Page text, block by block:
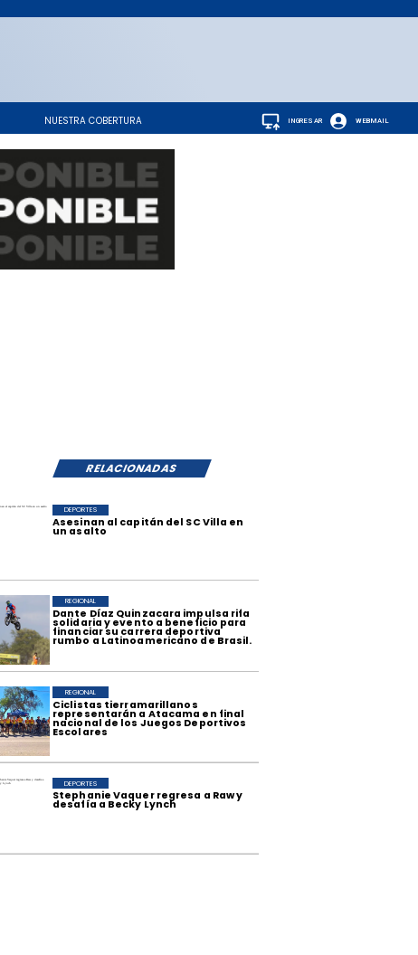
NUESTRA COBERTURA WEBMAIL
INGRESAR
RELACIONADAS
Asesinan al capitán del SC Villa en
un asalto
DEPORTES
Dante Díaz Quinzacara impulsa rifa
solidaria y evento a beneficio para
financiar su carrera deportiva
rumbo a Latinoamericano de Brasil.
REGIONAL
​Ciclistas tierramarillanos
representarán a Atacama en final
nacional de los Juegos Deportivos
Escolares
REGIONAL
Stephanie Vaquer regresa a Raw y
desafía a Becky Lynch
DEPORTES